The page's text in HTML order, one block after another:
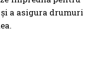
a asigura drumuri